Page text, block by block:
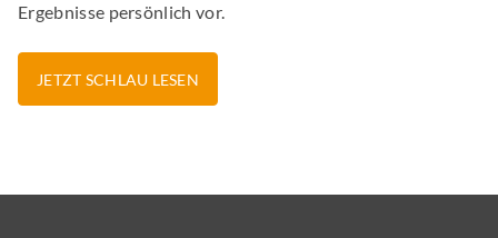
Ergebnisse persönlich vor.
JETZT SCHLAU LESEN